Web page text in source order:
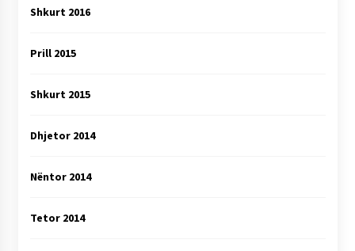
Shkurt 2016
Prill 2015
Shkurt 2015
Dhjetor 2014
Nëntor 2014
Tetor 2014